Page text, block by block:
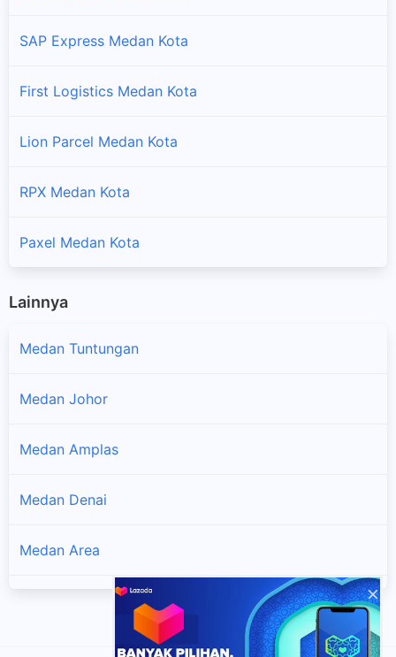
SAP Express Medan Kota
First Logistics Medan Kota
Lion Parcel Medan Kota
RPX Medan Kota
Paxel Medan Kota
Lainnya
Medan Tuntungan
Medan Johor
Medan Amplas
Medan Denai
Medan Area
Medan Maimun
Medan Polonia
×